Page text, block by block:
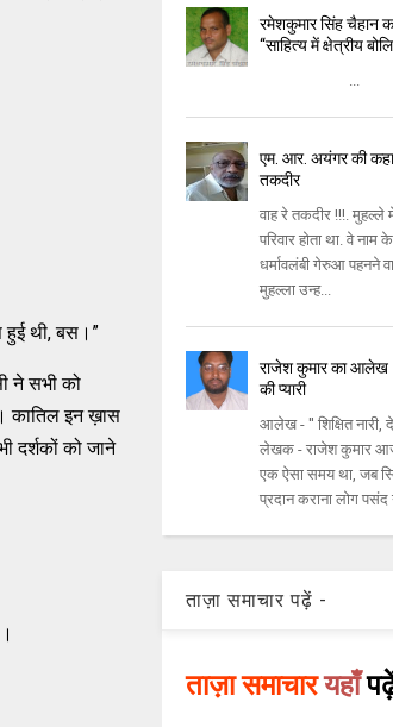
हुई थी, बस।”
ने सभी को
कातिल इन ख़ास
दर्शकों को जाने
रमेशकुमार सिंह चैहान
‘‘साहित्य में क्षेत्रीय
...
एम. आर. अयंगर की
तकदीर
वाह रे तकदीर !!!. मुहल्ले
परिवार होता था. वे नाम
धर्मावलंबी गेरुआ पहनने
मुहल्ला उन्ह...
राजेश कुमार का आलेख -
की प्यारी
आलेख - '' शिक्षित नारी,
लेखक - राजेश कुमार आज
एक ऐसा समय था, जब
प्रदान कराना लोग
ताज़ा समाचार पढ़ें -
ताज़ा समाचारयहाँ